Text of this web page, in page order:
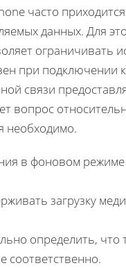
часто приходится
данных. Для
ограничивать
при подключении
связи
вопрос
необходимо.
в фоновом режиме
загрузку
определить,
соответственно.